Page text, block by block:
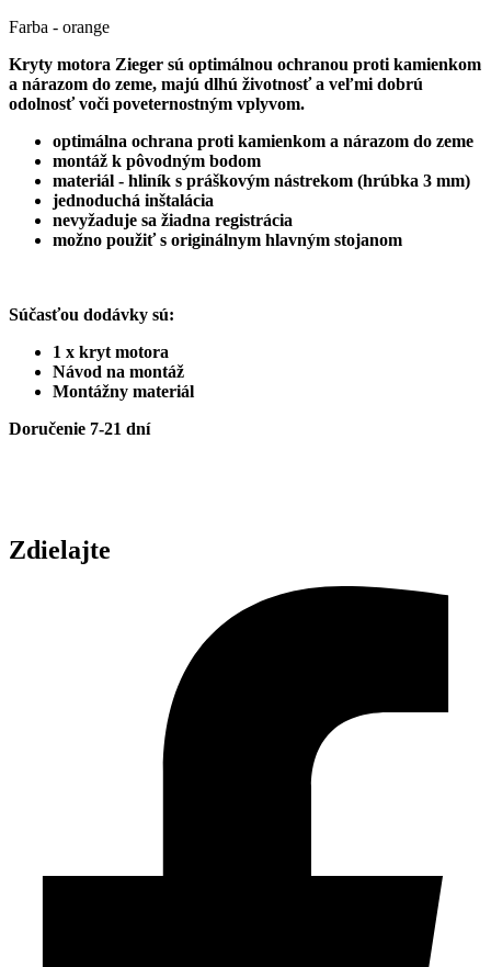
Farba - orange
Kryty motora Zieger sú optimálnou ochranou proti kamienkom
a nárazom do zeme, majú dlhú životnosť a veľmi dobrú
odolnosť voči poveternostným vplyvom.
optimálna ochrana proti kamienkom a nárazom do zeme
montáž k pôvodným bodom
materiál - hliník s práškovým nástrekom (hrúbka 3 mm)
jednoduchá inštalácia
nevyžaduje sa žiadna registrácia
možno použiť s originálnym hlavným stojanom
Súčasťou dodávky sú:
1 x kryt motora
Návod na montáž
Montážny materiál
Doručenie 7-21 dní
Zdielajte